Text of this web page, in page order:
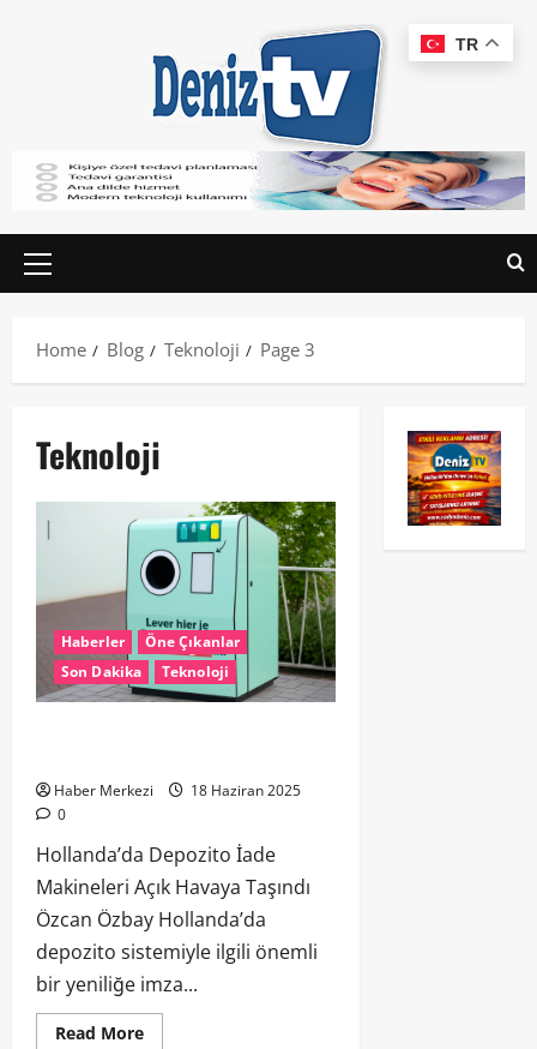
Home Blog Teknoloji Page 3
Teknoloji
Haberler
Öne Çıkanlar
Son Dakika
Teknoloji
Haber Merkezi
18 Haziran 2025
0
Hollanda’da Depozito İade
Makineleri Açık Havaya Taşındı
Özcan Özbay Hollanda’da
depozito sistemiyle ilgili önemli
bir yeniliğe imza...
Read More
TR